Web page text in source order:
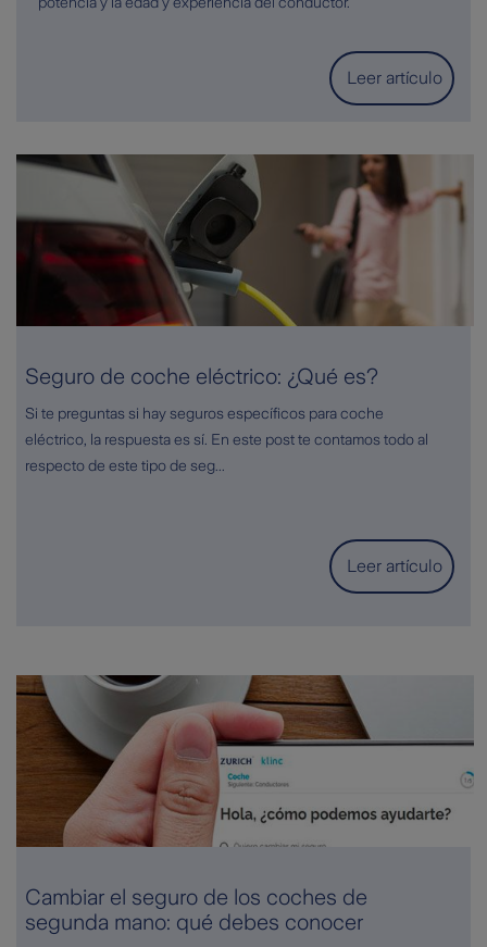
Leer artículo
Seguro de coche eléctrico: ¿Qué es?
Si te preguntas si hay seguros específicos para coche
eléctrico, la respuesta es sí. En este post te contamos todo al
respecto de este tipo de seg...
Leer artículo
Cambiar el seguro de los coches de
segunda mano: qué debes conocer